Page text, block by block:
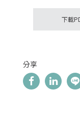
下載
分享